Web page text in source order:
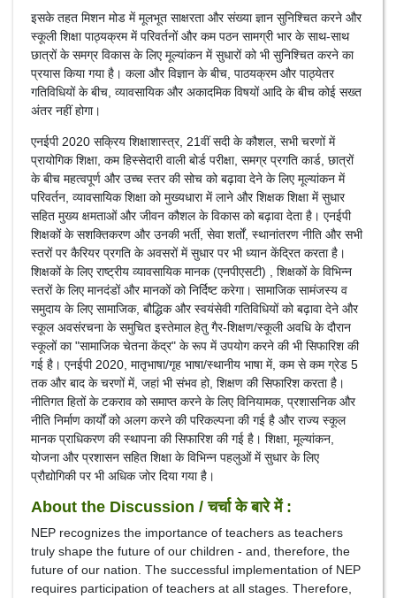
इसके तहत मिशन मोड में मूलभूत साक्षरता और संख्या ज्ञान सुनिश्चित करने और
स्कूली शिक्षा पाठ्यक्रम में परिवर्तनों और कम पठन सामग्री भार के साथ-साथ
छात्रों के समग्र विकास के लिए मूल्यांकन में सुधारों को भी सुनिश्चित करने का
प्रयास किया गया है। कला और विज्ञान के बीच, पाठयक्रम और पाठ्येतर
गतिविधियों के बीच, व्यावसायिक और अकादमिक विषयों आदि के बीच कोई सख्त
अंतर नहीं होगा।
एनईपी 2020 सक्रिय शिक्षाशास्त्र, 21वीं सदी के कौशल, सभी चरणों में
प्रायोगिक शिक्षा, कम हिस्सेदारी वाली बोर्ड परीक्षा, समग्र प्रगति कार्ड, छात्रों
के बीच महत्वपूर्ण और उच्च स्तर की सोच को बढ़ावा देने के लिए मूल्यांकन में
परिवर्तन, व्यावसायिक शिक्षा को मुख्यधारा में लाने और शिक्षक शिक्षा में सुधार
सहित मुख्य क्षमताओं और जीवन कौशल के विकास को बढ़ावा देता है। एनईपी
शिक्षकों के सशक्तिकरण और उनकी भर्ती, सेवा शर्तों, स्थानांतरण नीति और सभी
स्तरों पर कैरियर प्रगति के अवसरों में सुधार पर भी ध्यान केंद्रित करता है।
शिक्षकों के लिए राष्ट्रीय व्यावसायिक मानक (एनपीएसटी) , शिक्षकों के विभिन्न
स्तरों के लिए मानदंडों और मानकों को निर्दिष्ट करेगा। सामाजिक सामंजस्य व
समुदाय के लिए सामाजिक, बौद्धिक और स्वयंसेवी गतिविधियों को बढ़ावा देने और
स्कूल अवसंरचना के समुचित इस्तेमाल हेतु गैर-शिक्षण/स्कूली अवधि के दौरान
स्कूलों का "सामाजिक चेतना केंद्र" के रूप में उपयोग करने की भी सिफारिश की
गई है। एनईपी 2020, मातृभाषा/गृह भाषा/स्थानीय भाषा में, कम से कम ग्रेड 5
तक और बाद के चरणों में, जहां भी संभव हो, शिक्षण की सिफारिश करता है।
नीतिगत हितों के टकराव को समाप्त करने के लिए विनियामक, प्रशासनिक और
नीति निर्माण कार्यों को अलग करने की परिकल्पना की गई है और राज्य स्कूल
मानक प्राधिकरण की स्थापना की सिफारिश की गई है। शिक्षा, मूल्यांकन,
योजना और प्रशासन सहित शिक्षा के विभिन्न पहलुओं में सुधार के लिए
प्रौद्योगिकी पर भी अधिक जोर दिया गया है।
About the Discussion / चर्चा के बारे में :
NEP recognizes the importance of teachers as teachers
truly shape the future of our children - and, therefore, the
future of our nation. The successful implementation of NEP
requires participation of teachers at all stages. Therefore,